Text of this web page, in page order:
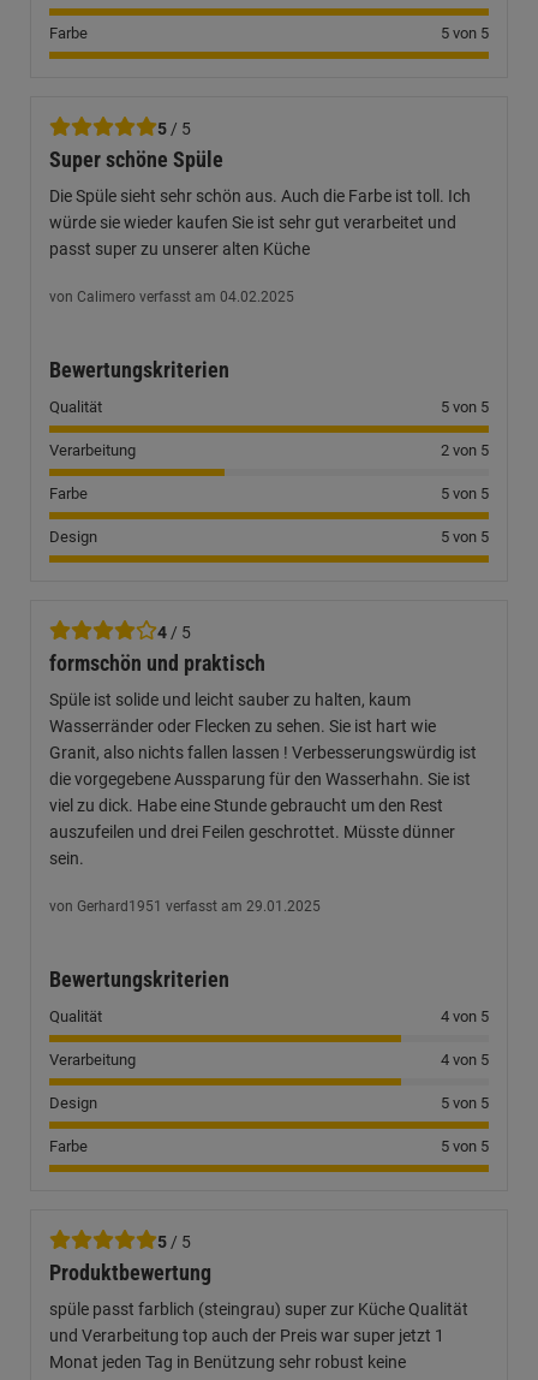
Farbe 5 von 5
5 / 5
Super schöne Spüle
Die Spüle sieht sehr schön aus. Auch die Farbe ist toll. Ich
würde sie wieder kaufen Sie ist sehr gut verarbeitet und
passt super zu unserer alten Küche
von Calimero verfasst am 04.02.2025
Bewertungskriterien
Qualität 5 von 5
Verarbeitung 2 von 5
Farbe 5 von 5
Design 5 von 5
4 / 5
formschön und praktisch
Spüle ist solide und leicht sauber zu halten, kaum
Wasserränder oder Flecken zu sehen. Sie ist hart wie
Granit, also nichts fallen lassen ! Verbesserungswürdig ist
die vorgegebene Aussparung für den Wasserhahn. Sie ist
viel zu dick. Habe eine Stunde gebraucht um den Rest
auszufeilen und drei Feilen geschrottet. Müsste dünner
sein.
von Gerhard1951 verfasst am 29.01.2025
Bewertungskriterien
Qualität 4 von 5
Verarbeitung 4 von 5
Design 5 von 5
Farbe 5 von 5
5 / 5
Produktbewertung
spüle passt farblich (steingrau) super zur Küche Qualität
und Verarbeitung top auch der Preis war super jetzt 1
Monat jeden Tag in Benützung sehr robust keine